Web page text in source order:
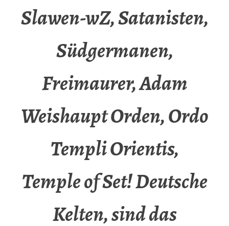
Slawen-wZ, Satanisten,
Südgermanen,
Freimaurer, Adam
Weishaupt Orden, Ordo
Templi Orientis,
Temple of Set! Deutsche
Kelten, sind das